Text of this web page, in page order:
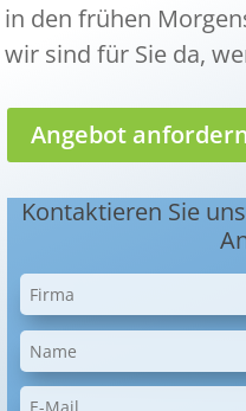
in den frühen
wir sind für Sie da,
Angebot
Kontaktieren Sie